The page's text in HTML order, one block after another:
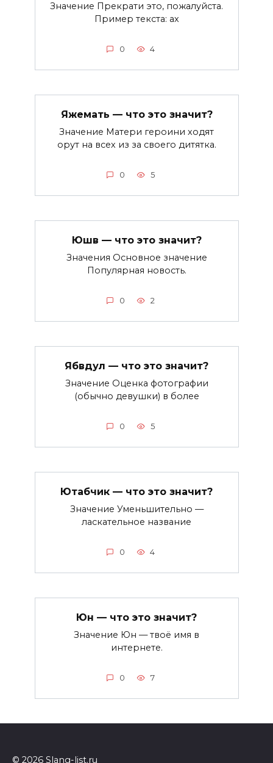
Значение Прекрати это, пожалуйста.
Пример текста: ах
0 4
Яжемать — что это значит?
Значение Матери героини ходят
орут на всех из за своего дитятка.
0 5
Юшв — что это значит?
Значения Основное значение
Популярная новость.
0 2
Ябвдул — что это значит?
Значение Оценка фотографии
(обычно девушки) в более
0 5
Ютабчик — что это значит?
Значение Уменьшительно —
ласкательное название
0 4
Юн — что это значит?
Значение Юн — твоё имя в
интернете.
0 7
© 2026 Slang-list.ru